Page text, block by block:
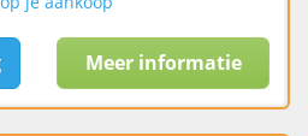
Meer informatie